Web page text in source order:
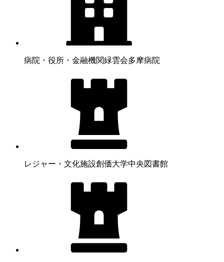
病院・役所・金融機関緑雲会多摩病院
レジャー・文化施設創価大学中央図書館